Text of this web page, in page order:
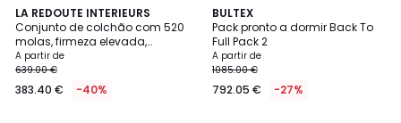
LA REDOUTE INTERIEURS
Conjunto de colchão com 520
molas, firmeza elevada,
conforto macio e estrado
A partir de
639.00 €
383.40 € -40%
4,3
/ 5
BULTEX
Pack pronto a dormir Back To
Full Pack 2
A partir de
1085.00 €
792.05 € -27%